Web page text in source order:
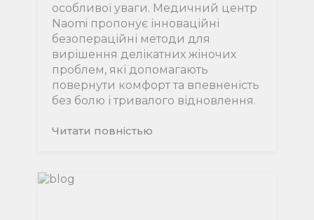
особливої уваги. Медичний центр
Naomi пропонує інноваційні
безопераційні методи для
вирішення делікатних жіночих
проблем, які допомагають
повернути комфорт та впевненість
без болю і тривалого відновлення.
Читати повнiстью